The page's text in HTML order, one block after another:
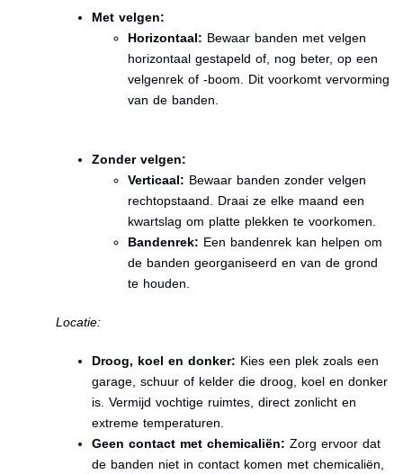
Met velgen:
Horizontaal: Bewaar banden met velgen
horizontaal gestapeld of, nog beter, op een
velgenrek of -boom. Dit voorkomt vervorming
van de banden.
Zonder velgen:
Verticaal: Bewaar banden zonder velgen
rechtopstaand. Draai ze elke maand een
kwartslag om platte plekken te voorkomen.
Bandenrek: Een bandenrek kan helpen om
de banden georganiseerd en van de grond
te houden.
Locatie:
Droog, koel en donker: Kies een plek zoals een
garage, schuur of kelder die droog, koel en donker
is. Vermijd vochtige ruimtes, direct zonlicht en
extreme temperaturen.
Geen contact met chemicaliën: Zorg ervoor dat
de banden niet in contact komen met chemicaliën,